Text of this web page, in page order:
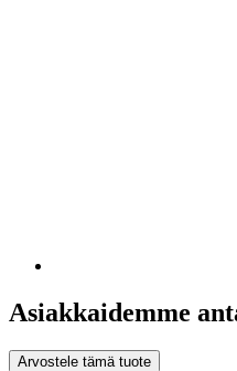
Asiakkaidemme
Arvostele tämä tuote